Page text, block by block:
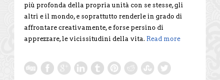
più profonda della propria unità con se stesse, gli
altri e il mondo, e soprattutto renderle in grado di
affrontare creativamente, e forse persino di
apprezzare, le vicissitudini della vita. Read more